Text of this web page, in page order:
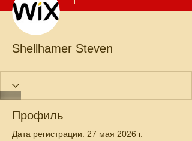
Shellhamer Steven
Профиль
Дата регистрации: 27 мая 2026 г.